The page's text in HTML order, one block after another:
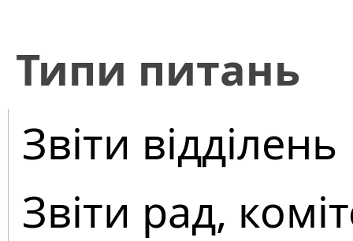
​Типи питань
Звіти відділень
Звіти рад,